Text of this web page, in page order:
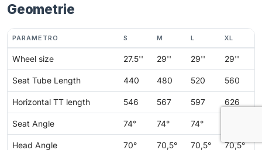
Geometrie
PARAMETRO S M L XL
Wheel size 27.5'' 29'' 29'' 29''
Seat Tube Length 440 480 520 560
Horizontal TT length 546 567 597 626
Seat Angle 74° 74° 74°
Head Angle 70° 70,5° 70,5° 70,5°